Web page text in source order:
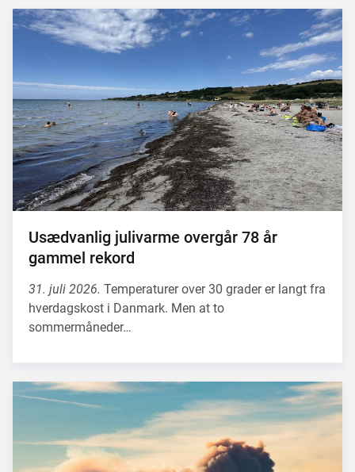
Usædvanlig julivarme overgår 78 år
gammel rekord
31. juli 2026. Temperaturer over 30 grader er langt fra
hverdagskost i Danmark. Men at to
sommermåneder…